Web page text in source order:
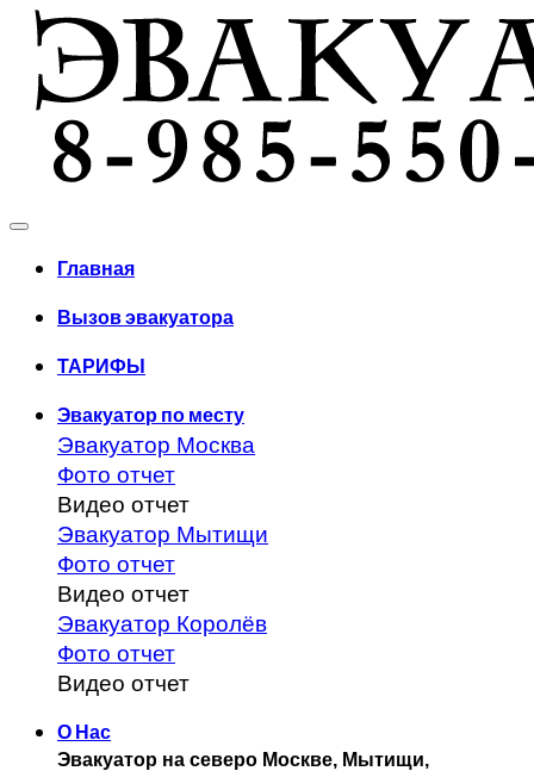
Главная
Вызов эвакуатора
ТАРИФЫ
Эвакуатор по месту
Эвакуатор Москва
Фото отчет
Видео отчет
Эвакуатор Мытищи
Фото отчет
Видео отчет
Эвакуатор Королёв
Фото отчет
Видео отчет
О Нас
Эвакуатор на северо Москве, Мытищи,